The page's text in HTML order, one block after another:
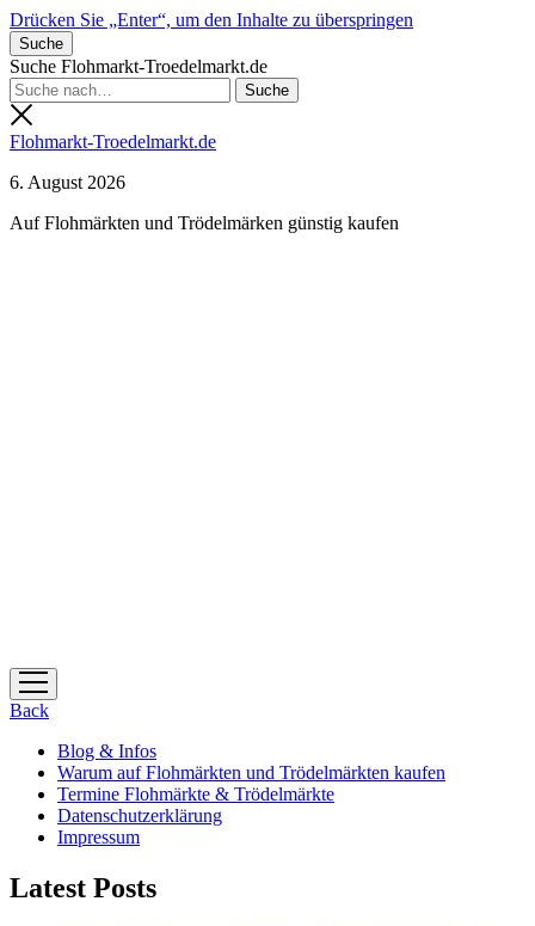
Drücken Sie „Enter“, um den Inhalte zu überspringen
Suche
Suche Flohmarkt-Troedelmarkt.de
Flohmarkt-Troedelmarkt.de
6. August 2026
Auf Flohmärkten und Trödelmärken günstig kaufen
Menü
öffnen
Back
Blog & Infos
Warum auf Flohmärkten und Trödelmärkten kaufen
Termine Flohmärkte & Trödelmärkte
Datenschutzerklärung
Impressum
Latest Posts